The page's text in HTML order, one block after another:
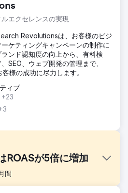
エクセレンスの実現
Revolutionsは、お客様のビジ
ケティングキャンペーンの制作に
ンド認知度の向上から、有料検
SEO、ウェブ開発の管理まで、
様の成功に尽力します。
ィブ
+23
ROASが5倍に増加
間